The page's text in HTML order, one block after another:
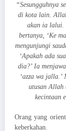
“Sesungguhnya
di kota lain.
akan ia lalui.
bertanya, ‘Ke
mengunjungi
‘Apakah ada
dia?’ Ia
‘azza wa
utusan Allah
kecintaan
Orang yang
keberkahan.